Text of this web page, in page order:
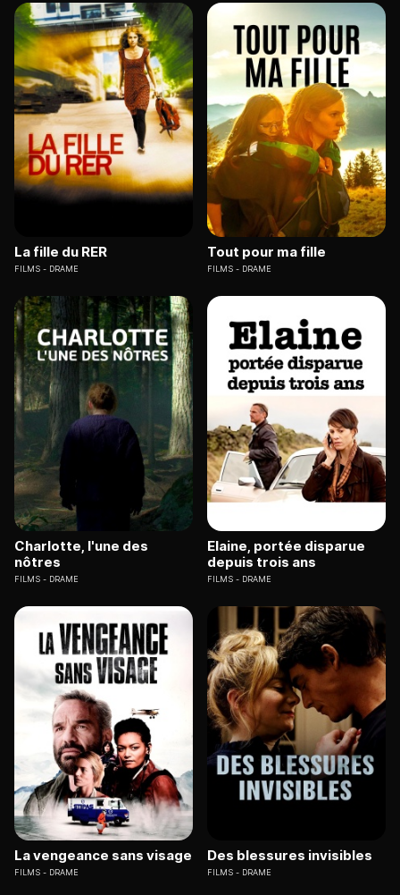
La fille du RER
FILMS DRAME
Tout pour ma fille
FILMS DRAME
Charlotte, l'une des
nôtres
FILMS DRAME
Elaine, portée disparue
depuis trois ans
FILMS DRAME
La vengeance sans visage
FILMS DRAME
Des blessures invisibles
FILMS DRAME